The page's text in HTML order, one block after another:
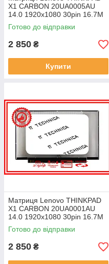
X1 CARBON 20UA0005AU
14.0 1920x1080 30pin 16.7M
45% NTSC 300 cd/m² для
ноутбука
Готово до відправки
2 850 ₴
Купити
Матриця Lenovo THINKPAD
X1 CARBON 20UA0001AU
14.0 1920x1080 30pin 16.7M
45% NTSC 300 cd/m² для
ноутбука
Готово до відправки
2 850 ₴